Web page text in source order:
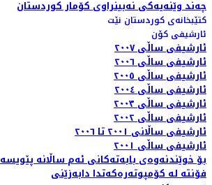
چەند وێنەیەکی نەبینراوی کۆمار کوردستان
کتێبخانەی کوردستان نێت
ئارشیفی کۆن
ئارشیفی ساڵی ٢٠٠٧
ئارشیفی ساڵی ٢٠٠٦
ئارشیفی ساڵی ٢٠٠٥
ئارشیفی ساڵی ٢٠٠٤
ئارشیفی ساڵی ٢٠٠٣
ئارشیفی ساڵی ٢٠٠٢
ئارشیفی ساڵانی ٢٠٠١ تا ٢٠٠٦
ئارشیفی ساڵی ٢٠٠١
بۆ خوێندنەوەی بابەتەکانی ئەم ساڵانە
فۆنتە لە کۆمپوتەرەکەتدا دابەزێنی